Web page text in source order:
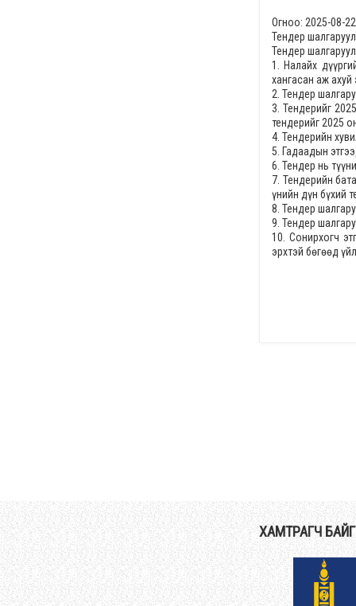
Огноо: 2025-08-22
Тендер
Тендер
1.
Налайх
хангасан аж ахуй
2. Тендер
3. Тендерийг
тендерийг 2025
4. Тендерийн
5. Гадаадын
6. Тендер нь
7. Тендерийн
үнийн дүн бүхий
8. Тендер
9. Тендер
10. Сонирхогч
эрхтэй бөгөөд
ХАМТРАГЧ